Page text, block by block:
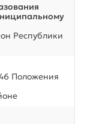
Республики
Положения